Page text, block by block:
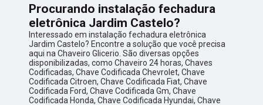
Procurando instalação fechadura
eletrônica Jardim Castelo?
Interessado em instalação fechadura eletrônica
Jardim Castelo? Encontre a solução que você precisa
aqui na Chaveiro Glicerio. São diversas opções
disponibilizadas, como Chaveiro 24 horas, Chaves
Codificadas, Chave Codificada Chevrolet, Chave
Codificada Citroen, Chave Codificada Fiat, Chave
Codificada Ford, Chave Codificada Gm, Chave
Codificada Honda, Chave Codificada Hyundai, Chave